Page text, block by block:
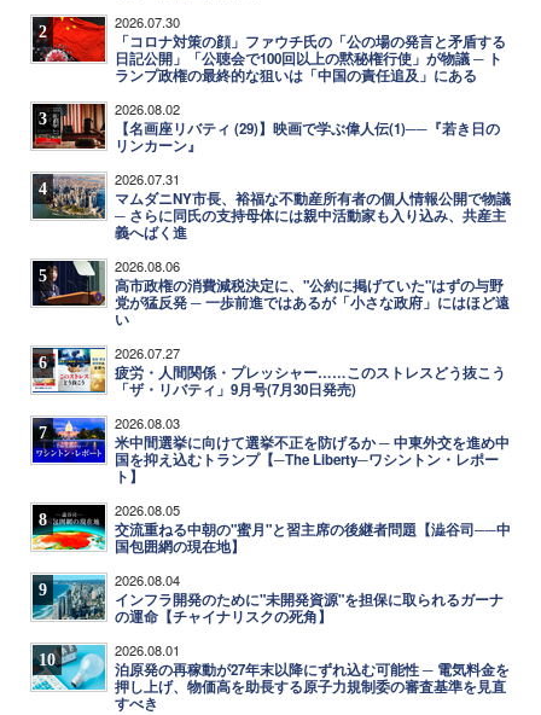
2 2026.07.30
「コロナ対策の顔」ファウチ氏の「公の場の発言と矛盾する
日記公開」「公聴会で100回以上の黙秘権行使」が物議 ─ ト
ランプ政権の最終的な狙いは「中国の責任追及」にある
3 2026.08.02
【名画座リバティ (29)】映画で学ぶ偉人伝(1)──『若き日の
リンカーン』
4 2026.07.31
マムダニNY市長、裕福な不動産所有者の個人情報公開で物議
─ さらに同氏の支持母体には親中活動家も入り込み、共産主
義へばく進
5 2026.08.06
高市政権の消費減税決定に、"公約に掲げていた"はずの与野
党が猛反発 ─ 一歩前進ではあるが「小さな政府」にはほど遠
い
6 2026.07.27
疲労・人間関係・プレッシャー……このストレスどう抜こう
「ザ・リバティ」9月号(7月30日発売)
7 2026.08.03
米中間選挙に向けて選挙不正を防げるか ─ 中東外交を進め中
国を抑え込むトランプ【─The Liberty─ワシントン・レポー
ト】
8 2026.08.05
交流重ねる中朝の"蜜月"と習主席の後継者問題【澁谷司──中
国包囲網の現在地】
9 2026.08.04
インフラ開発のために"未開発資源"を担保に取られるガーナ
の運命【チャイナリスクの死角】
10 2026.08.01
泊原発の再稼動が27年末以降にずれ込む可能性 ─ 電気料金を
押し上げ、物価高を助長する原子力規制委の審査基準を見直
すべき